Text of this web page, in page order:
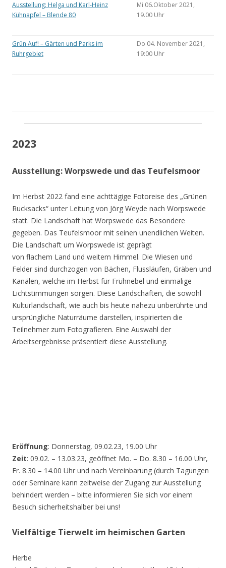
Ausstellung: Helga und Karl-Heinz
Kühnapfel – Blende 80
Mi 06.Oktober 2021,
19.00 Uhr
Grün Auf! – Gärten und Parks im
Ruhrgebiet
Do 04. November 2021,
19:00 Uhr
2023
Ausstellung: Worpswede und das Teufelsmoor
Im Herbst 2022 fand eine achttägige Fotoreise des „Grünen
Rucksacks“ unter Leitung von Jörg Weyde nach Worpswede
statt. Die Landschaft hat Worpswede das Besondere
gegeben. Das Teufelsmoor mit seinen unendlichen Weiten.
Die Landschaft um Worpswede ist geprägt
von flachem Land und weitem Himmel. Die Wiesen und
Felder sind durchzogen von Bächen, Flussläufen, Gräben und
Kanälen, welche im Herbst für Frühnebel und einmalige
Lichtstimmungen sorgen. Diese Landschaften, die sowohl
Kulturlandschaft, wie auch bis heute nahezu unberührte und
ursprüngliche Naturräume darstellen, inspirierten die
Teilnehmer zum Fotografieren. Eine Auswahl der
Arbeitsergebnisse präsentiert diese Ausstellung.
Eröffnung: Donnerstag, 09.02.23, 19.00 Uhr
Zeit: 09.02. – 13.03.23, geöffnet Mo. – Do. 8.30 – 16.00 Uhr,
Fr. 8.30 – 14.00 Uhr und nach Vereinbarung (durch Tagungen
oder Seminare kann zeitweise der Zugang zur Ausstellung
behindert werden – bitte informieren Sie sich vor einem
Besuch sicherheitshalber bei uns!
Vielfältige Tierwelt im heimischen Garten
Herbe